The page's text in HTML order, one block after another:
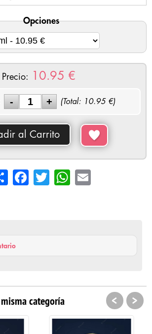
Opciones
Precio: 10.95 €
(Total: 10.95€)
al Carrito
Share FacebookTwitterWhatsApp
Email
categoría < >